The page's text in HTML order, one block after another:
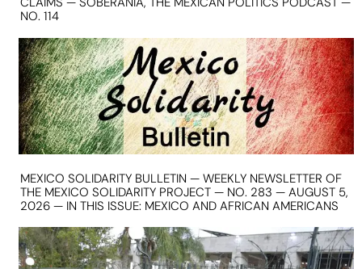
NO. 114
MEXICO SOLIDARITY BULLETIN — WEEKLY NEWSLETTER OF
THE MEXICO SOLIDARITY PROJECT — NO. 283 — AUGUST 5,
2026 — IN THIS ISSUE: MEXICO AND AFRICAN AMERICANS